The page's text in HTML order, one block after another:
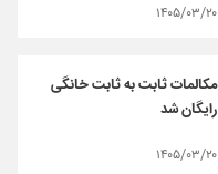
۱۴۰۵/۰۳/۲۰
مکالمات ثابت به ثابت خانگی
رایگان شد
۱۴۰۵/۰۳/۲۰